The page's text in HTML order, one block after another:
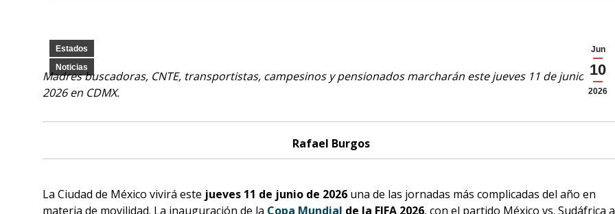
Jun
10
2026
Estados
Noticias
Madres buscadoras, CNTE, transportistas, campesinos y pensionados marcharán este jueves 11 de junio de
2026 en CDMX.
Rafael Burgos
La Ciudad de México vivirá este jueves 11 de junio de 2026 una de las jornadas más complicadas del año en
materia de movilidad. La inauguración de la Copa Mundial de la FIFA 2026, con el partido México vs. Sudáfrica a